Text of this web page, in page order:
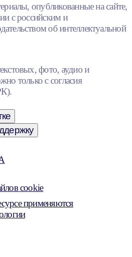
опубликованные на сайте,
с российским и
об интеллектуальной
фото, аудио и
только с согласия
cookie
применяются